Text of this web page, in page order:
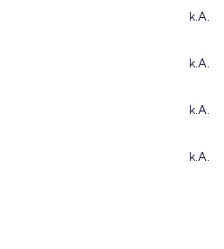
k.A.
k.A.
k.A.
k.A.